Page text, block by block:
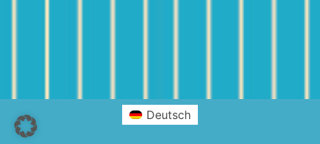
Deutsch